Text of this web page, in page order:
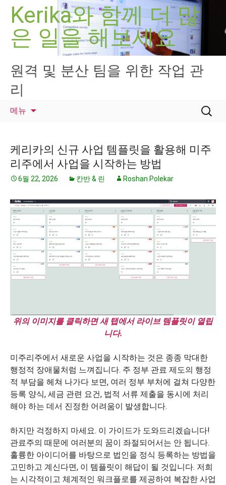
Kerika와 함께 더 많
은 일을 해보세요
원격 및 분산 팀을 위한 작업 관
리
메뉴
검
색:
케리카의 신규 사업 템플릿을 활용해 미주
리주에서 사업을 시작하는 방법
6월 22, 2026 칸반 & 린 Roshan Polekar
위의 이미지를 클릭하면 새 탭에서 라이브 템플릿이 열립
니다.
미주리주에서 새로운 사업을 시작하는 것은 종종 막대한
행정적 장애물처럼 느껴집니다. 주 정부 관료 제도의 행정
적 부담을 헤쳐 나가다 보면, 여러 정부 부처에 걸쳐 다양한
등록 양식, 세금 관련 요건, 법적 서류 제출을 동시에 처리
해야 하는 데서 진정한 어려움이 발생합니다.
하지만 걱정하지 마세요. 이 가이드가 도와드리겠습니다!
관료주의 때문에 여러분의 꿈이 좌절되어서는 안 됩니다.
훌륭한 아이디어를 바탕으로 법인을 정식 등록하는 방법을
고민하고 계신다면, 이 템플릿이 해답이 될 것입니다. 저희
는 시각적이고 체계적인 워크플로를 제공하여 복잡한 사업